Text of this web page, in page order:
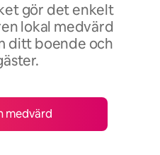
gör det enkelt
lokal medvärd
ditt boende och
medvärd